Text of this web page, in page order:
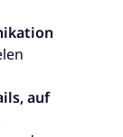
auf